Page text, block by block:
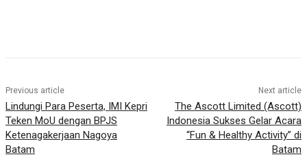
Previous article
Lindungi Para Peserta, IMI Kepri
Teken MoU dengan BPJS
Ketenagakerjaan Nagoya
Batam
Next article
The Ascott Limited (Ascott)
Indonesia Sukses Gelar Acara
“Fun & Healthy Activity” di
Batam